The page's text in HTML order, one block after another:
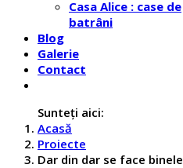
Casa Alice : case de
batrâni
Blog
Galerie
Contact
Sunteți aici:
Acasă
Proiecte
Dar din dar se face binele